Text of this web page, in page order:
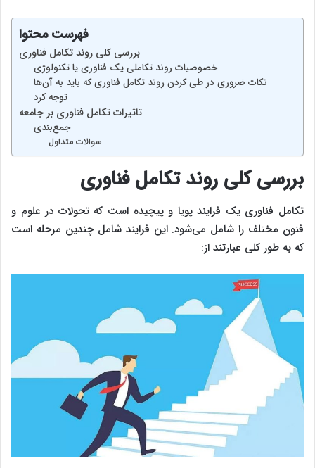
فهرست محتوا
بررسی کلی روند تکامل فناوری
خصوصیات روند تکاملی یک فناوری یا تکنولوژی
نکات ضروری در طی کردن روند تکامل فناوری که باید به آن‌ها
توجه کرد
تاثیرات تکامل فناوری بر جامعه
جمع‌بندی
سوالات متداول
بررسی کلی روند تکامل فناوری
تکامل فناوری یک فرایند پویا و پیچیده است که تحولات در علوم و
فنون مختلف را شامل می‌شود. این فرایند شامل چندین مرحله است
که به طور کلی عبارتند از: